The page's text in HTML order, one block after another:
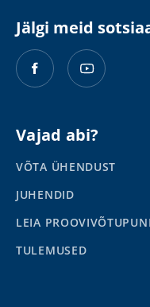
Jälgi meid
Vajad abi?
VÕTA ÜHENDUST
JUHENDID
LEIA
TULEMUSED